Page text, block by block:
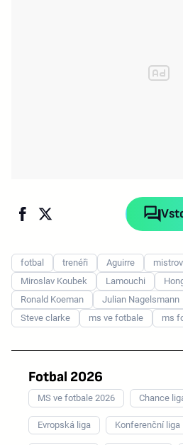
fotbal trenéři Aguirre
Miroslav Koubek
Lamouchi
Ronald Koeman
Julian Nagelsmann
Steve clarke
ms ve fotbale ms
Fotbal 2026
MS ve fotbale 2026 Chance
Evropská liga Konferenční liga